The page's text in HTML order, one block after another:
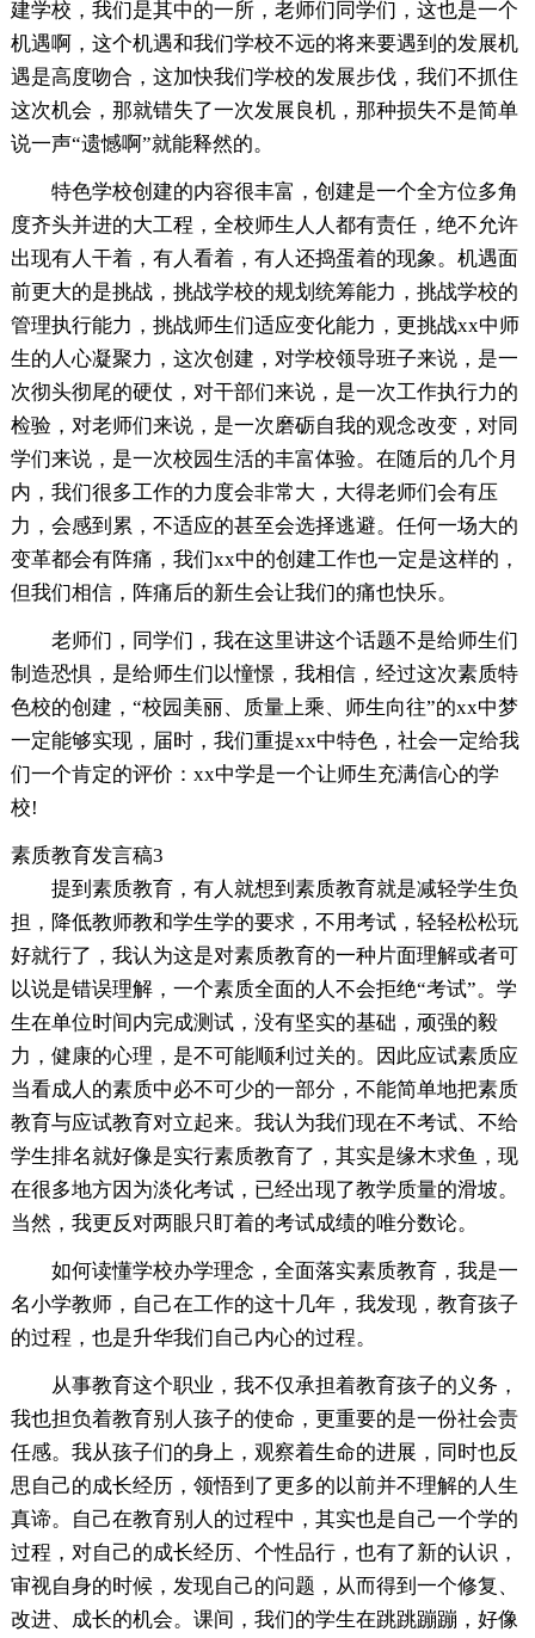
建学校，我们是其中的一所，老师们同学们，这也是一个
机遇啊，这个机遇和我们学校不远的将来要遇到的发展机
遇是高度吻合，这加快我们学校的发展步伐，我们不抓住
这次机会，那就错失了一次发展良机，那种损失不是简单
说一声“遗憾啊”就能释然的。
特色学校创建的内容很丰富，创建是一个全方位多角
度齐头并进的大工程，全校师生人人都有责任，绝不允许
出现有人干着，有人看着，有人还捣蛋着的现象。机遇面
前更大的是挑战，挑战学校的规划统筹能力，挑战学校的
管理执行能力，挑战师生们适应变化能力，更挑战xx中师
生的人心凝聚力，这次创建，对学校领导班子来说，是一
次彻头彻尾的硬仗，对干部们来说，是一次工作执行力的
检验，对老师们来说，是一次磨砺自我的观念改变，对同
学们来说，是一次校园生活的丰富体验。在随后的几个月
内，我们很多工作的力度会非常大，大得老师们会有压
力，会感到累，不适应的甚至会选择逃避。任何一场大的
变革都会有阵痛，我们xx中的创建工作也一定是这样的，
但我们相信，阵痛后的新生会让我们的痛也快乐。
老师们，同学们，我在这里讲这个话题不是给师生们
制造恐惧，是给师生们以憧憬，我相信，经过这次素质特
色校的创建，“校园美丽、质量上乘、师生向往”的xx中梦
一定能够实现，届时，我们重提xx中特色，社会一定给我
们一个肯定的评价：xx中学是一个让师生充满信心的学
校!
素质教育发言稿3
提到素质教育，有人就想到素质教育就是减轻学生负
担，降低教师教和学生学的要求，不用考试，轻轻松松玩
好就行了，我认为这是对素质教育的一种片面理解或者可
以说是错误理解，一个素质全面的人不会拒绝“考试”。学
生在单位时间内完成测试，没有坚实的基础，顽强的毅
力，健康的心理，是不可能顺利过关的。因此应试素质应
当看成人的素质中必不可少的一部分，不能简单地把素质
教育与应试教育对立起来。我认为我们现在不考试、不给
学生排名就好像是实行素质教育了，其实是缘木求鱼，现
在很多地方因为淡化考试，已经出现了教学质量的滑坡。
当然，我更反对两眼只盯着的考试成绩的唯分数论。
如何读懂学校办学理念，全面落实素质教育，我是一
名小学教师，自己在工作的这十几年，我发现，教育孩子
的过程，也是升华我们自己内心的过程。
从事教育这个职业，我不仅承担着教育孩子的义务，
我也担负着教育别人孩子的使命，更重要的是一份社会责
任感。我从孩子们的身上，观察着生命的进展，同时也反
思自己的成长经历，领悟到了更多的以前并不理解的人生
真谛。自己在教育别人的过程中，其实也是自己一个学的
过程，对自己的成长经历、个性品行，也有了新的认识，
审视自身的时候，发现自己的问题，从而得到一个修复、
改进、成长的机会。课间，我们的学生在跳跳蹦蹦，好像